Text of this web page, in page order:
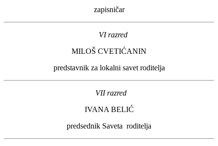
zapisničar
VI razred
MILOŠ CVETIĆANIN
predstavnik za lokalni savet roditelja
VII razred
IVANA BELIĆ
predsednik Saveta roditelja